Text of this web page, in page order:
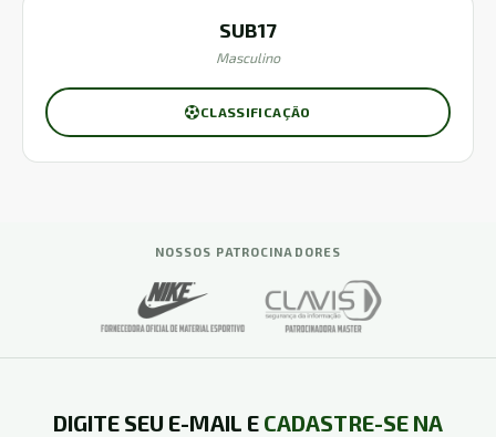
SUB17
Masculino
CLASSIFICAÇÃO
NOSSOS PATROCINADORES
DIGITE SEU E-MAIL E CADASTRE-SE NA